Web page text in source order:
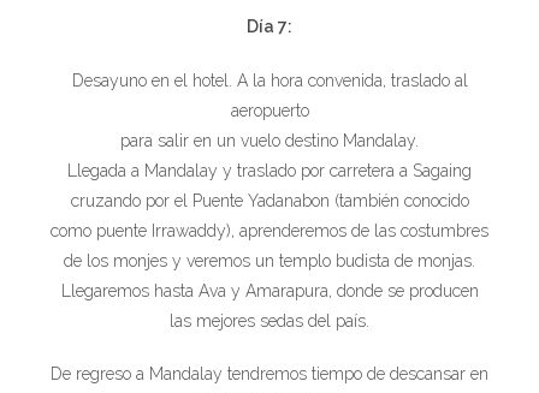
Día 7:
Desayuno en el hotel. A la hora convenida, traslado al
aeropuerto
para salir en un vuelo destino Mandalay.
Llegada a Mandalay y traslado por carretera a Sagaing
cruzando por el Puente Yadanabon (también conocido
como puente Irrawaddy), aprenderemos de las costumbres
de los monjes y veremos un templo budista de monjas.
Llegaremos hasta Ava y Amarapura, donde se producen
las mejores sedas del país.
De regreso a Mandalay tendremos tiempo de descansar en